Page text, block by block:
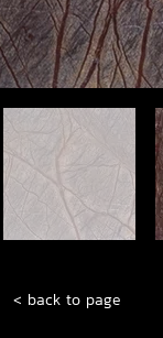
< back to page